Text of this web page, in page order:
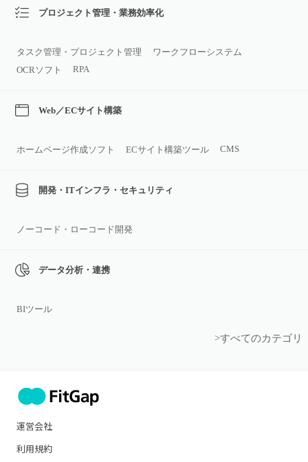
プロジェクト管理・業務効率化
タスク管理・プロジェクト管理
ワークフローシステム
OCRソフト
RPA
Web／ECサイト構築
ホームページ作成ソフト ECサイト構築ツール CMS
開発・ITインフラ・セキュリティ
ノーコード・ローコード開発
データ分析・連携
BIツール
>すべてのカテゴリ
運営会社
利用規約